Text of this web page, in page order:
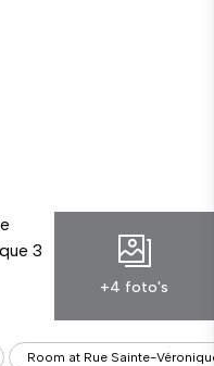
+4 foto's
Room at Rue Sainte-